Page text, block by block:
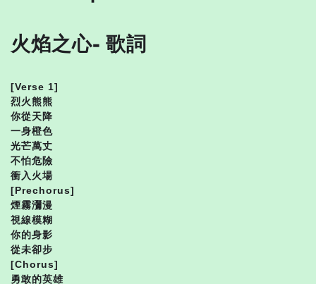
火焰之心- 歌詞
[Verse 1]
烈火熊熊
你從天降
一身橙色
光芒萬丈
不怕危險
衝入火場
[Prechorus]
煙霧瀰漫
視線模糊
你的身影
從未卻步
[Chorus]
勇敢的英雄